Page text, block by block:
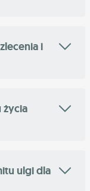
i
życia
ulgi dla